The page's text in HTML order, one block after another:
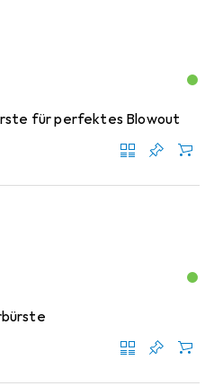
für perfektes Blowout